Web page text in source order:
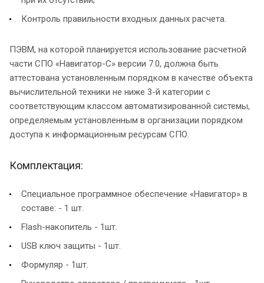
Контроль правильности входных данных расчета.
ПЭВМ, на которой планируется использование расчетной
части СПО «Навигатор-С» версии 7.0, должна быть
аттестована установленным порядком в качестве объекта
вычислительной техники не ниже 3-й категории с
соответствующим классом автоматизированной системы,
определяемым установленным в организации порядком
доступа к информационным ресурсам СПО.
Комплектация:
Специальное программное обеспечение «Навигатор» в
составе: - 1 шт.
Flash-накопитель - 1шт.
USB ключ защиты - 1шт.
Формуляр - 1шт.